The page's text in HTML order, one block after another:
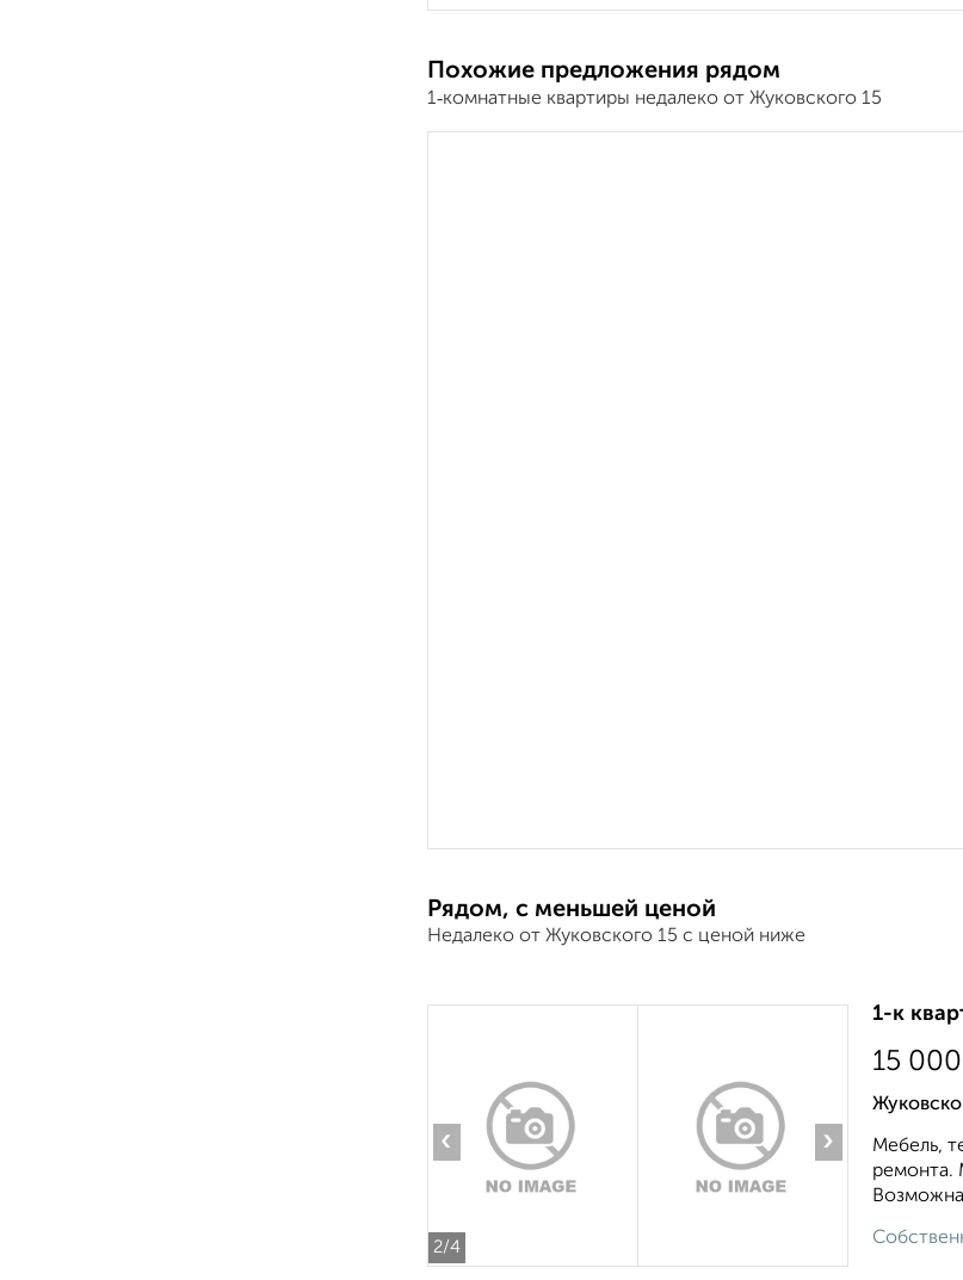
Похожие предложения рядом
1‑комнатные квартиры недалеко от Жуковского 15
Рядом, с меньшей ценой
Недалеко от Жуковского 15 с ценой ниже
2/4
‹ ›
1-к
15 000
Мебель,
ремонта.